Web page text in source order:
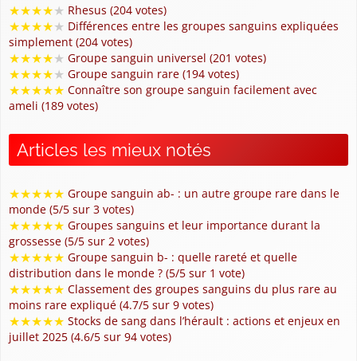
★★★★★ Rhesus (204 votes)
★★★★★ Différences entre les groupes sanguins expliquées
simplement (204 votes)
★★★★★ Groupe sanguin universel (201 votes)
★★★★★ Groupe sanguin rare (194 votes)
★★★★★ Connaître son groupe sanguin facilement avec
ameli (189 votes)
Articles les mieux notés
★★★★★ Groupe sanguin ab- : un autre groupe rare dans le
monde (5/5 sur 3 votes)
★★★★★ Groupes sanguins et leur importance durant la
grossesse (5/5 sur 2 votes)
★★★★★ Groupe sanguin b- : quelle rareté et quelle
distribution dans le monde ? (5/5 sur 1 vote)
★★★★★ Classement des groupes sanguins du plus rare au
moins rare expliqué (4.7/5 sur 9 votes)
★★★★★ Stocks de sang dans l’hérault : actions et enjeux en
juillet 2025 (4.6/5 sur 94 votes)